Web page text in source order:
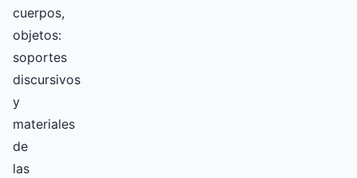
cuerpos,
objetos:
soportes
discursivos
y
materiales
de
las